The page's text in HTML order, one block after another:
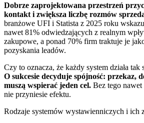
Dobrze zaprojektowana przestrzeń
kontakt i zwiększa liczbę rozmów
branżowe UFI i Statista z 2025 roku
nawet 81% odwiedzających z realnym
zakupowe, a ponad 70% firm traktuje je
pozyskania leadów.
Czy to oznacza, że każdy system działa
O sukcesie decyduje spójność: przekaz,
muszą wspierać jeden cel. Bez tego nawet
nie przyniesie efektu.
Rodzaje systemów wystawienniczych i ich